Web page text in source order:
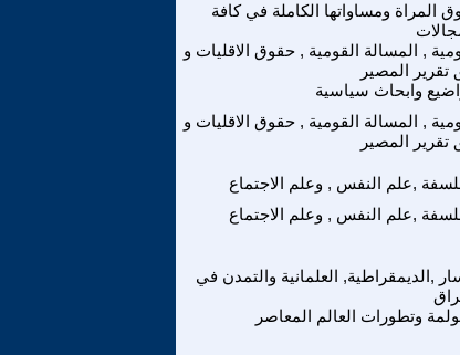
المراة ومساواتها الكاملة في كافة
, المسالة القومية , حقوق الاقليات و
المصير
وابحاث سياسية
, المسالة القومية , حقوق الاقليات و
المصير
,علم النفس , وعلم الاجتماع
,علم النفس , وعلم الاجتماع
,الديمقراطية, العلمانية والتمدن في
وتطورات العالم المعاصر